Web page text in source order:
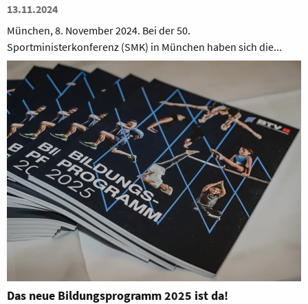
13.11.2024
München, 8. November 2024. Bei der 50.
Sportministerkonferenz (SMK) in München haben sich die...
Das neue Bildungsprogramm 2025 ist da!